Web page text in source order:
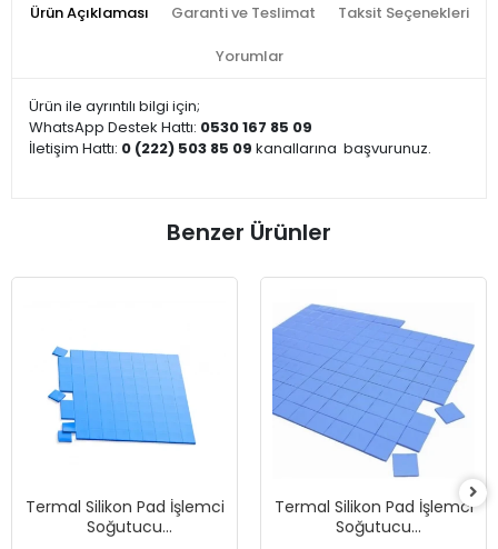
Ürün Açıklaması Garanti ve Teslimat Taksit Seçenekleri
Yorumlar
Ürün ile ayrıntılı bilgi için;
WhatsApp Destek Hattı: 0530 167 85 09
İletişim Hattı: 0 (222) 503 85 09 kanallarına başvurunuz.
Benzer Ürünler
Termal Silikon Pad İşlemci
Soğutucu
Termal Silikon Pad İşlemci
Soğutucu